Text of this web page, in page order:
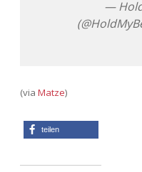
—
(via Matze)
teilen